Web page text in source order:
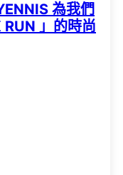
為我們
」的時尚